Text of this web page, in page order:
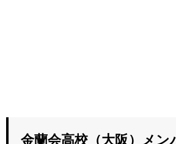
金蘭会高校（大阪）メン